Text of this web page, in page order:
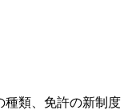
種類、免許の新制度